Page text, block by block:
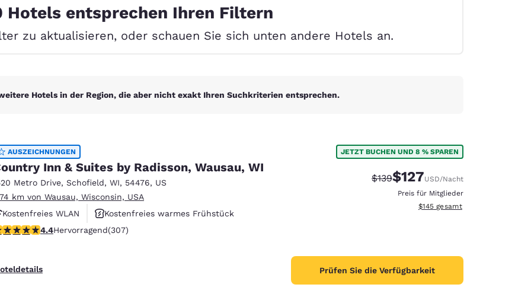
Español English
France France
India
Hotels entsprechen Ihren Filtern
zu aktualisieren, oder schauen Sie sich unten andere Hotels an.
Hotels in der Region, die aber nicht exakt Ihren Suchkriterien entsprechen.
AUSZEICHNUNGEN
Inn & Suites by Radisson, Wausau, WI
Metro Drive, Schofield, WI, 54476, US
km von Wausau, Wisconsin, USA
Kostenfreies WLAN
Kostenfreies warmes Frühstück
Haustierfreundlich
Sterne-Bewertung. Hervorragend. 307 Bewertungen
4.4Hervorragend(307)
JETZT BUCHEN UND 8 % SPAREN
Durchgestrichener Preis:
$139Vergünstigter Preis:
$127USD/Nacht
Preis für Mitglieder
Geschätzte Gesamtdetails
$145 gesamt
Prüfen Sie die Verfügbarkeit